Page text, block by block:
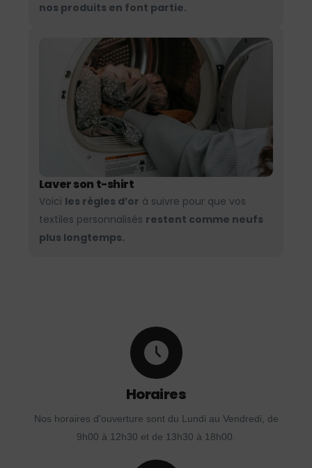
nos produits en font partie.
Laver son t-shirt
Voici les règles d’or à suivre pour que vos
textiles personnalisés restent comme neufs
plus longtemps.
Horaires
Nos horaires d'ouverture sont du Lundi au Vendredi, de
9h00 à 12h30 et de 13h30 à 18h00.